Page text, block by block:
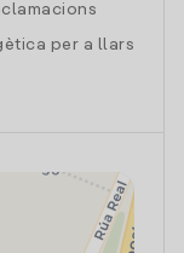
per a llars